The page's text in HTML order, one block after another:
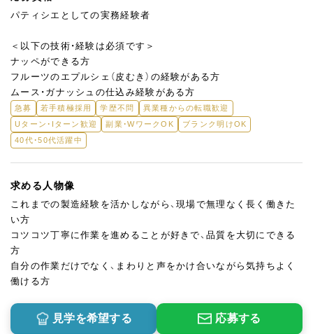
パティシエとしての実務経験者
＜以下の技術・経験は必須です＞
ナッペができる方
フルーツのエプルシェ（皮むき）の経験がある方
ムース・ガナッシュの仕込み経験がある方
急募 若手積極採用 学歴不問
異業種からの転職歓迎
Uターン・Iターン歓迎
副業・WワークOK
ブランク明けOK
40代・50代活躍中
求める人物像
これまでの製造経験を活かしながら、現場で無理なく長く働きた
い方
コツコツ丁寧に作業を進めることが好きで、品質を大切にできる
方
自分の作業だけでなく、まわりと声をかけ合いながら気持ちよく
働ける方
見学を希望する 応募する